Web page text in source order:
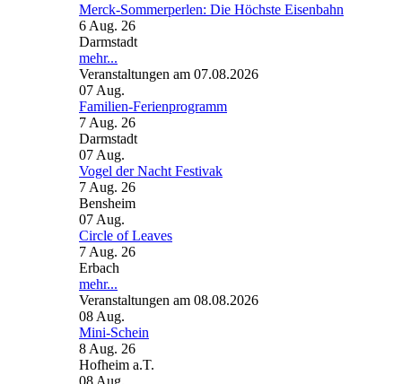
Merck-Sommerperlen: Die Höchste Eisenbahn
6 Aug. 26
Darmstadt
mehr...
Veranstaltungen am 07.08.2026
07 Aug.
Familien-Ferienprogramm
7 Aug. 26
Darmstadt
07 Aug.
Vogel der Nacht Festivak
7 Aug. 26
Bensheim
07 Aug.
Circle of Leaves
7 Aug. 26
Erbach
mehr...
Veranstaltungen am 08.08.2026
08 Aug.
Mini-Schein
8 Aug. 26
Hofheim a.T.
08 Aug.